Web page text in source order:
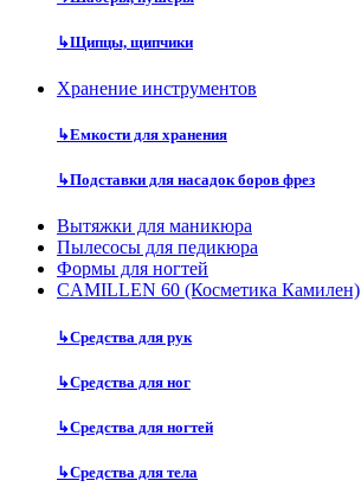
↳Щипцы, щипчики
Хранение инструментов
↳Емкости для хранения
↳Подставки для насадок боров фрез
Вытяжки для маникюра
Пылесосы для педикюра
Формы для ногтей
CAMILLEN 60 (Косметика Камилен)
↳Средства для рук
↳Средства для ног
↳Средства для ногтей
↳Средства для тела